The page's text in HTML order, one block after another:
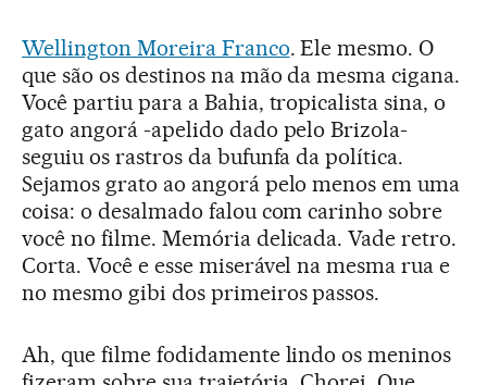
Wellington Moreira Franco. Ele mesmo. O
que são os destinos na mão da mesma cigana.
Você partiu para a Bahia, tropicalista sina, o
gato angorá -apelido dado pelo Brizola-
seguiu os rastros da bufunfa da política.
Sejamos grato ao angorá pelo menos em uma
coisa: o desalmado falou com carinho sobre
você no filme. Memória delicada. Vade retro.
Corta. Você e esse miserável na mesma rua e
no mesmo gibi dos primeiros passos.
Ah, que filme fodidamente lindo os meninos